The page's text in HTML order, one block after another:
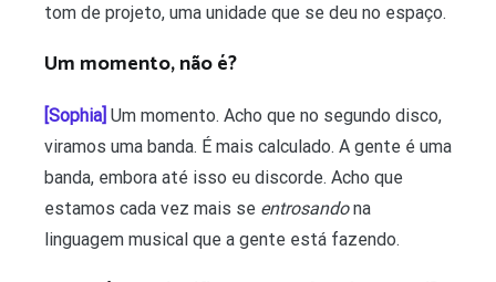
tom de projeto, uma unidade que se deu no espaço.
Um momento, não é?
[Sophia] Um momento. Acho que no segundo disco,
viramos uma banda. É mais calculado. A gente é uma
banda, embora até isso eu discorde. Acho que
estamos cada vez mais se entrosandona
linguagem musical que a gente está fazendo.